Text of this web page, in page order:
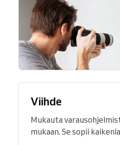
Viihde
Mukauta
mukaan. Se sopii